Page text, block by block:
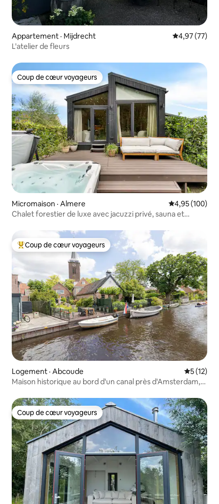
Appartement · Mijdrecht Note
4,97 (77)
L'atelier de fleurs
Coup de cœur voyageurs
Coup de cœur voyageurs
Micromaison · Almere Note
4,95 (100)
Chalet forestier de luxe avec jacuzzi privé, sauna et
Coup de cœur voyageurs parmi les plus aimés
Coup de cœur voyageurs
Logement · Abcoude Note
5 (12)
Maison historique au bord d'un canal près d'Amsterdam,
Coup de cœur voyageurs
Coup de cœur voyageurs